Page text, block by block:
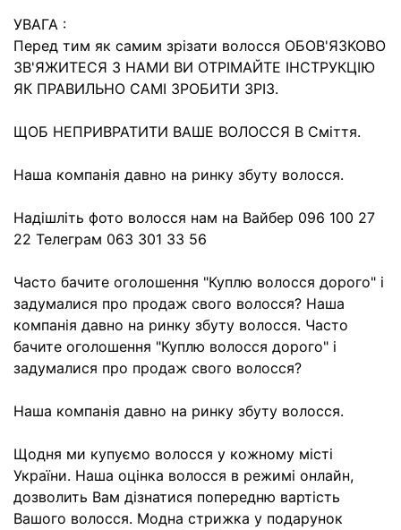
УВАГА :
Перед тим як самим зрізати волосся ОБОВ'ЯЗКОВО
ЗВ'ЯЖИТЕСЯ З НАМИ ВИ ОТРІМАЙТЕ ІНСТРУКЦІЮ
ЯК ПРАВИЛЬНО САМІ ЗРОБИТИ ЗРІЗ.
ЩОБ НЕПРИВРАТИТИ ВАШЕ ВОЛОССЯ В Сміття.
Наша компанія давно на ринку збуту волосся.
Надішліть фото волосся нам на Вайбер 096 100 27
22 Телеграм 063 301 33 56
Часто бачите оголошення "Куплю волосся дорого" і
задумалися про продаж свого волосся? Наша
компанія давно на ринку збуту волосся. Часто
бачите оголошення "Куплю волосся дорого" і
задумалися про продаж свого волосся?
Наша компанія давно на ринку збуту волосся.
Щодня ми купуємо волосся у кожному місті
України. Наша оцінка волосся в режимі онлайн,
дозволить Вам дізнатися попередню вартість
Вашого волосся. Модна стрижка у подарунок